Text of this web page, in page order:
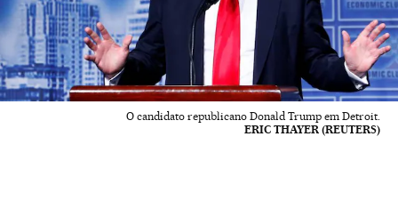
O candidato republicano Donald Trump em Detroit.
ERIC THAYER (REUTERS)